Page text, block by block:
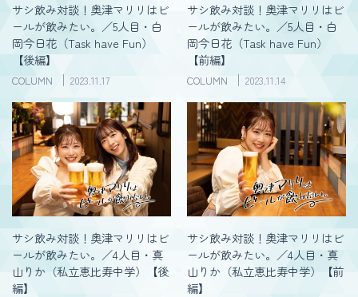
サシ飲み対談！奥津マリリはビ
ールが飲みたい。／5人目・白
岡今日花（Task have Fun）
【後編】
COLUMN 2023.11.17
サシ飲み対談！奥津マリリはビ
ールが飲みたい。／5人目・白
岡今日花（Task have Fun）
【前編】
COLUMN 2023.11.14
サシ飲み対談！奥津マリリはビ
ールが飲みたい。／4人目・真
山りか（私立恵比寿中学）【後
編】
サシ飲み対談！奥津マリリはビ
ールが飲みたい。／4人目・真
山りか（私立恵比寿中学）【前
編】